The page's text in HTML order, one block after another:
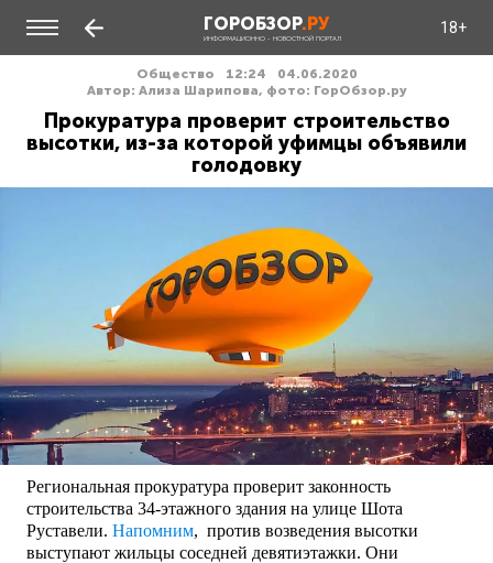
ГОРОБЗОР.РУ
ИНФОРМАЦИОННО - НОВОСТНОЙ ПОРТАЛ
18+
Общество 12:24
04.06.2020
Автор: Ализа Шарипова, фото: ГорОбзор.ру
Прокуратура проверит строительство
высотки, из-за которой уфимцы объявили
голодовку
Региональная прокуратура проверит законность
строительства 34-этажного здания на улице Шота
Руставели. Напомним, против возведения высотки
выступают жильцы соседней девятиэтажки. Они